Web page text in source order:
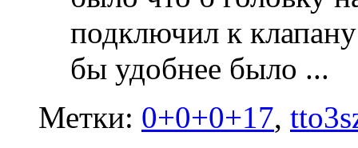
подключил к
бы удобнее было ...
Метки: 0+0+0+17,